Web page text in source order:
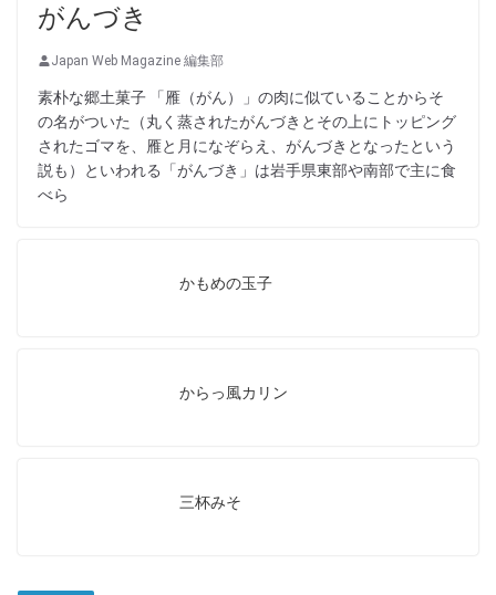
がんづき
Japan Web Magazine 編集部
素朴な郷土菓子 「雁（がん）」の肉に似ていることからそ
の名がついた（丸く蒸されたがんづきとその上にトッピング
されたゴマを、雁と月になぞらえ、がんづきとなったという
説も）といわれる「がんづき」は岩手県東部や南部で主に食
べら
かもめの玉子
からっ風カリン
三杯みそ